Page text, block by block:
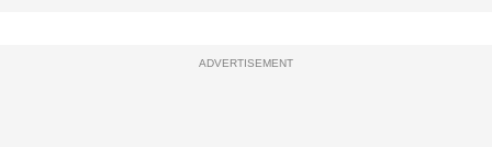
ADVERTISEMENT